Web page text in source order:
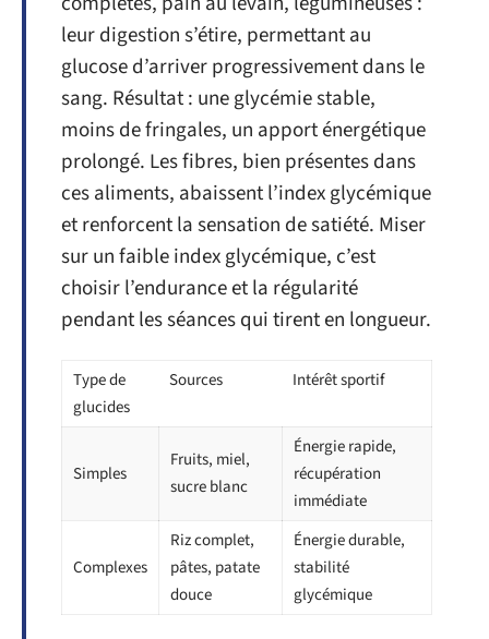
leur digestion s’étire, permettant au
glucose d’arriver progressivement dans le
sang. Résultat : une glycémie stable,
moins de fringales, un apport énergétique
prolongé. Les fibres, bien présentes dans
ces aliments, abaissent l’index glycémique
et renforcent la sensation de satiété. Miser
sur un faible index glycémique, c’est
choisir l’endurance et la régularité
pendant les séances qui tirent en longueur.
Type de
glucides
Sources Intérêt sportif
Simples
Fruits, miel,
sucre blanc
Énergie rapide,
récupération
immédiate
Complexes
Riz complet,
pâtes, patate
douce
Énergie durable,
stabilité
glycémique